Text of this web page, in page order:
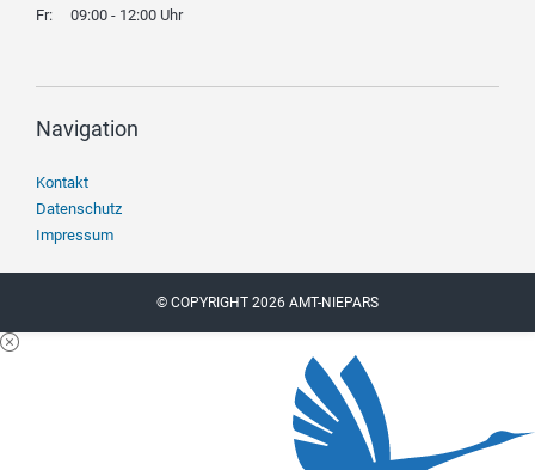
Fr:
09:00 - 12:00 Uhr
Navigation
Navigation
überspringen
Kontakt
Datenschutz
Impressum
© COPYRIGHT 2026 AMT-NIEPARS